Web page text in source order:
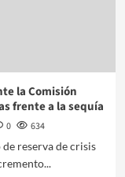
la Comisión
frente a la sequía
0
634
reserva de crisis